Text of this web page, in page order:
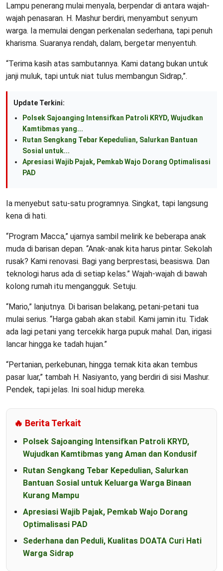
Lampu penerang mulai menyala, berpendar di antara wajah-
wajah penasaran. H. Mashur berdiri, menyambut senyum
warga. Ia memulai dengan perkenalan sederhana, tapi penuh
kharisma. Suaranya rendah, dalam, bergetar menyentuh.
“Terima kasih atas sambutannya. Kami datang bukan untuk
janji muluk, tapi untuk niat tulus membangun Sidrap,”.
Update Terkini:
Polsek Sajoanging Intensifkan Patroli KRYD, Wujudkan
Kamtibmas yang...
Rutan Sengkang Tebar Kepedulian, Salurkan Bantuan
Sosial untuk...
Apresiasi Wajib Pajak, Pemkab Wajo Dorang Optimalisasi
PAD
Ia menyebut satu-satu programnya. Singkat, tapi langsung
kena di hati.
“Program Macca,” ujarnya sambil melirik ke beberapa anak
muda di barisan depan. “Anak-anak kita harus pintar. Sekolah
rusak? Kami renovasi. Bagi yang berprestasi, beasiswa. Dan
teknologi harus ada di setiap kelas.” Wajah-wajah di bawah
kolong rumah itu mengangguk. Setuju.
“Mario,” lanjutnya. Di barisan belakang, petani-petani tua
mulai serius. “Harga gabah akan stabil. Kami jamin itu. Tidak
ada lagi petani yang tercekik harga pupuk mahal. Dan, irigasi
lancar hingga ke tadah hujan.”
“Pertanian, perkebunan, hingga ternak kita akan tembus
pasar luar,” tambah H. Nasiyanto, yang berdiri di sisi Mashur.
Pendek, tapi jelas. Ini soal hidup mereka.
🔥 Berita Terkait
Polsek Sajoanging Intensifkan Patroli KRYD,
Wujudkan Kamtibmas yang Aman dan Kondusif
Rutan Sengkang Tebar Kepedulian, Salurkan
Bantuan Sosial untuk Keluarga Warga Binaan
Kurang Mampu
Apresiasi Wajib Pajak, Pemkab Wajo Dorang
Optimalisasi PAD
Sederhana dan Peduli, Kualitas DOATA Curi Hati
Warga Sidrap